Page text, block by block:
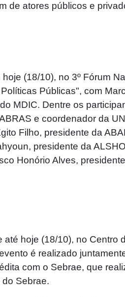
de atores públicos e
(18/10), no 3º Fórum
Públicas", com
MDIC. Dentre os
e coordenador da
Filho, presidente da
presidente da
Honório Alves,
até hoje (18/10), no Centro
é realizado
com o Sebrae, que
Sebrae.